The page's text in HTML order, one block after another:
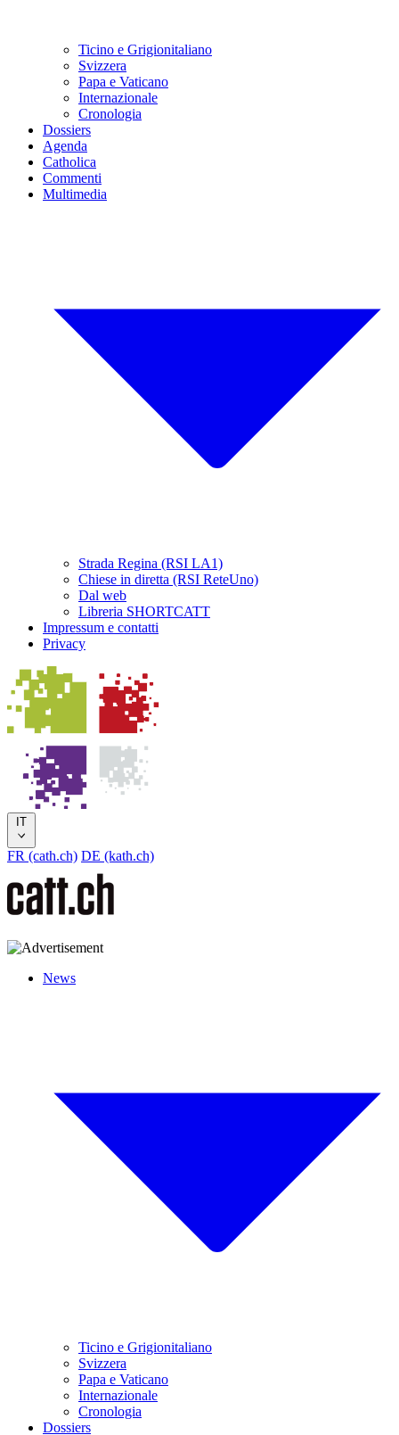
Ticino e Grigionitaliano
Svizzera
Papa e Vaticano
Internazionale
Cronologia
Dossiers
Agenda
Catholica
Commenti
Multimedia
Strada Regina (RSI LA1)
Chiese in diretta (RSI ReteUno)
Dal web
Libreria SHORTCATT
Impressum e contatti
Privacy
IT
FR (cath.ch) DE (kath.ch)
News
Ticino e Grigionitaliano
Svizzera
Papa e Vaticano
Internazionale
Cronologia
Dossiers